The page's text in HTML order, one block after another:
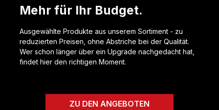
Mehr für Ihr Budget.
Ausgewählte Produkte aus unserem Sortiment - zu
reduzierten Preisen, ohne Abstriche bei der Qualität.
Wer schon länger über ein Upgrade nachgedacht hat,
findet hier den richtigen Moment.
ZU DEN ANGEBOTEN